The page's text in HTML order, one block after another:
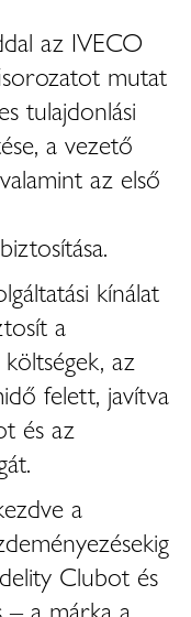
az IVECO
mutat
tulajdonlási
a vezető
az első
kínálat
a
az
felett, javítva
és az
a
Clubot és
a márka a